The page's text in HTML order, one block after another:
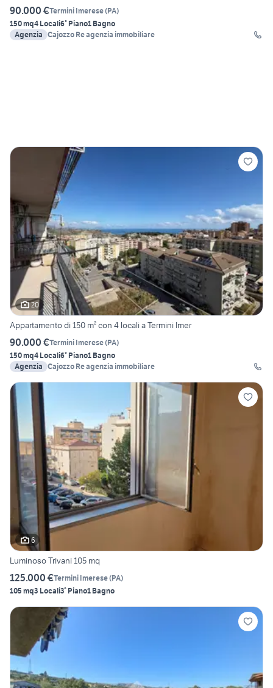
90.000 €Termini Imerese(PA)
150 mq4 Locali6° Piano1 Bagno
Agenzia Cajozzo Re agenzia immobiliare
20
Appartamento di 150 m² con 4 locali a Termini Imer
90.000 €Termini Imerese(PA)
150 mq4 Locali6° Piano1 Bagno
Agenzia Cajozzo Re agenzia immobiliare
6
Luminoso Trivani 105 mq
125.000 €Termini Imerese(PA)
105 mq3 Locali3° Piano1 Bagno